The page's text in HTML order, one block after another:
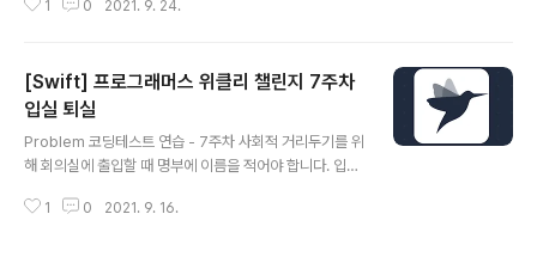
특이한 성질이 있습니다. 빛이 "S"가 써진 칸에 도달한 경
작한 방향으로 다시 되돌아 올 때 사이클이 형성됩니다. 즉
(0,0)에서 오른쪽으로 빛을 쐈고 다시 (0,0)에서 오른쪽으
로 들어오는 빛이 있다면 사이클입니다. 2. 위치와 방향을
기억할 Location 구조체를 만들어준다. struct Locatio
n:Equatable { var x:Int,y:Int,d:String } 3. 사이..
1 0 2021. 9. 24.
[Swift] 프로그래머스 위클리 챌린지 7주차
입실 퇴실
Problem 코딩테스트 연습 - 7주차 사회적 거리두기를 위
해 회의실에 출입할 때 명부에 이름을 적어야 합니다. 입실
실 시각은 따로 기록하지 않습니다. 오늘 회의실에는 prog
1 0 2021. 9. 16.